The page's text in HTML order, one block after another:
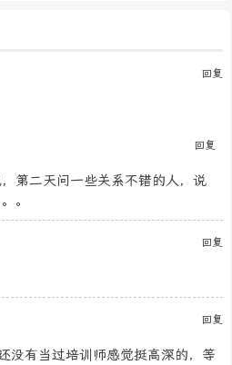
回复
回复
第二天问一些关系不错的人，说
。
回复
回复
没有当过培训师感觉挺高深的，等